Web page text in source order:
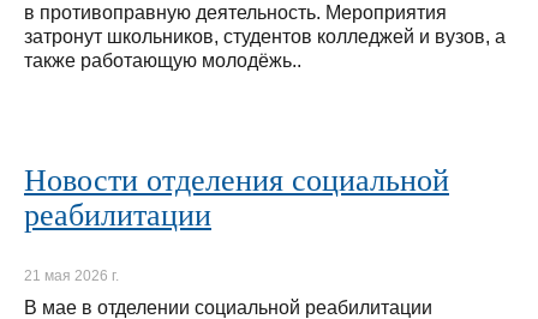
в противоправную деятельность. Мероприятия
затронут школьников, студентов колледжей и вузов, а
также работающую молодёжь..
Новости отделения социальной
реабилитации
21 мая 2026 г.
В мае в отделении социальной реабилитации